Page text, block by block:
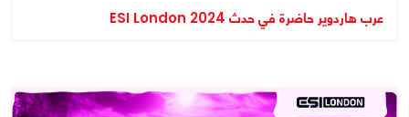
عرب هاردوير حاضرة في حدث ESI London 2024